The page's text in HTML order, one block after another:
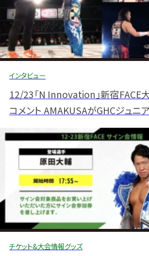
インタビュー
12/23「N Innovation」新宿FACE
コメント AMAKUSAがGHCジュニ
電撃登場・宮脇と激突へ
チケット&大会情報グッズ